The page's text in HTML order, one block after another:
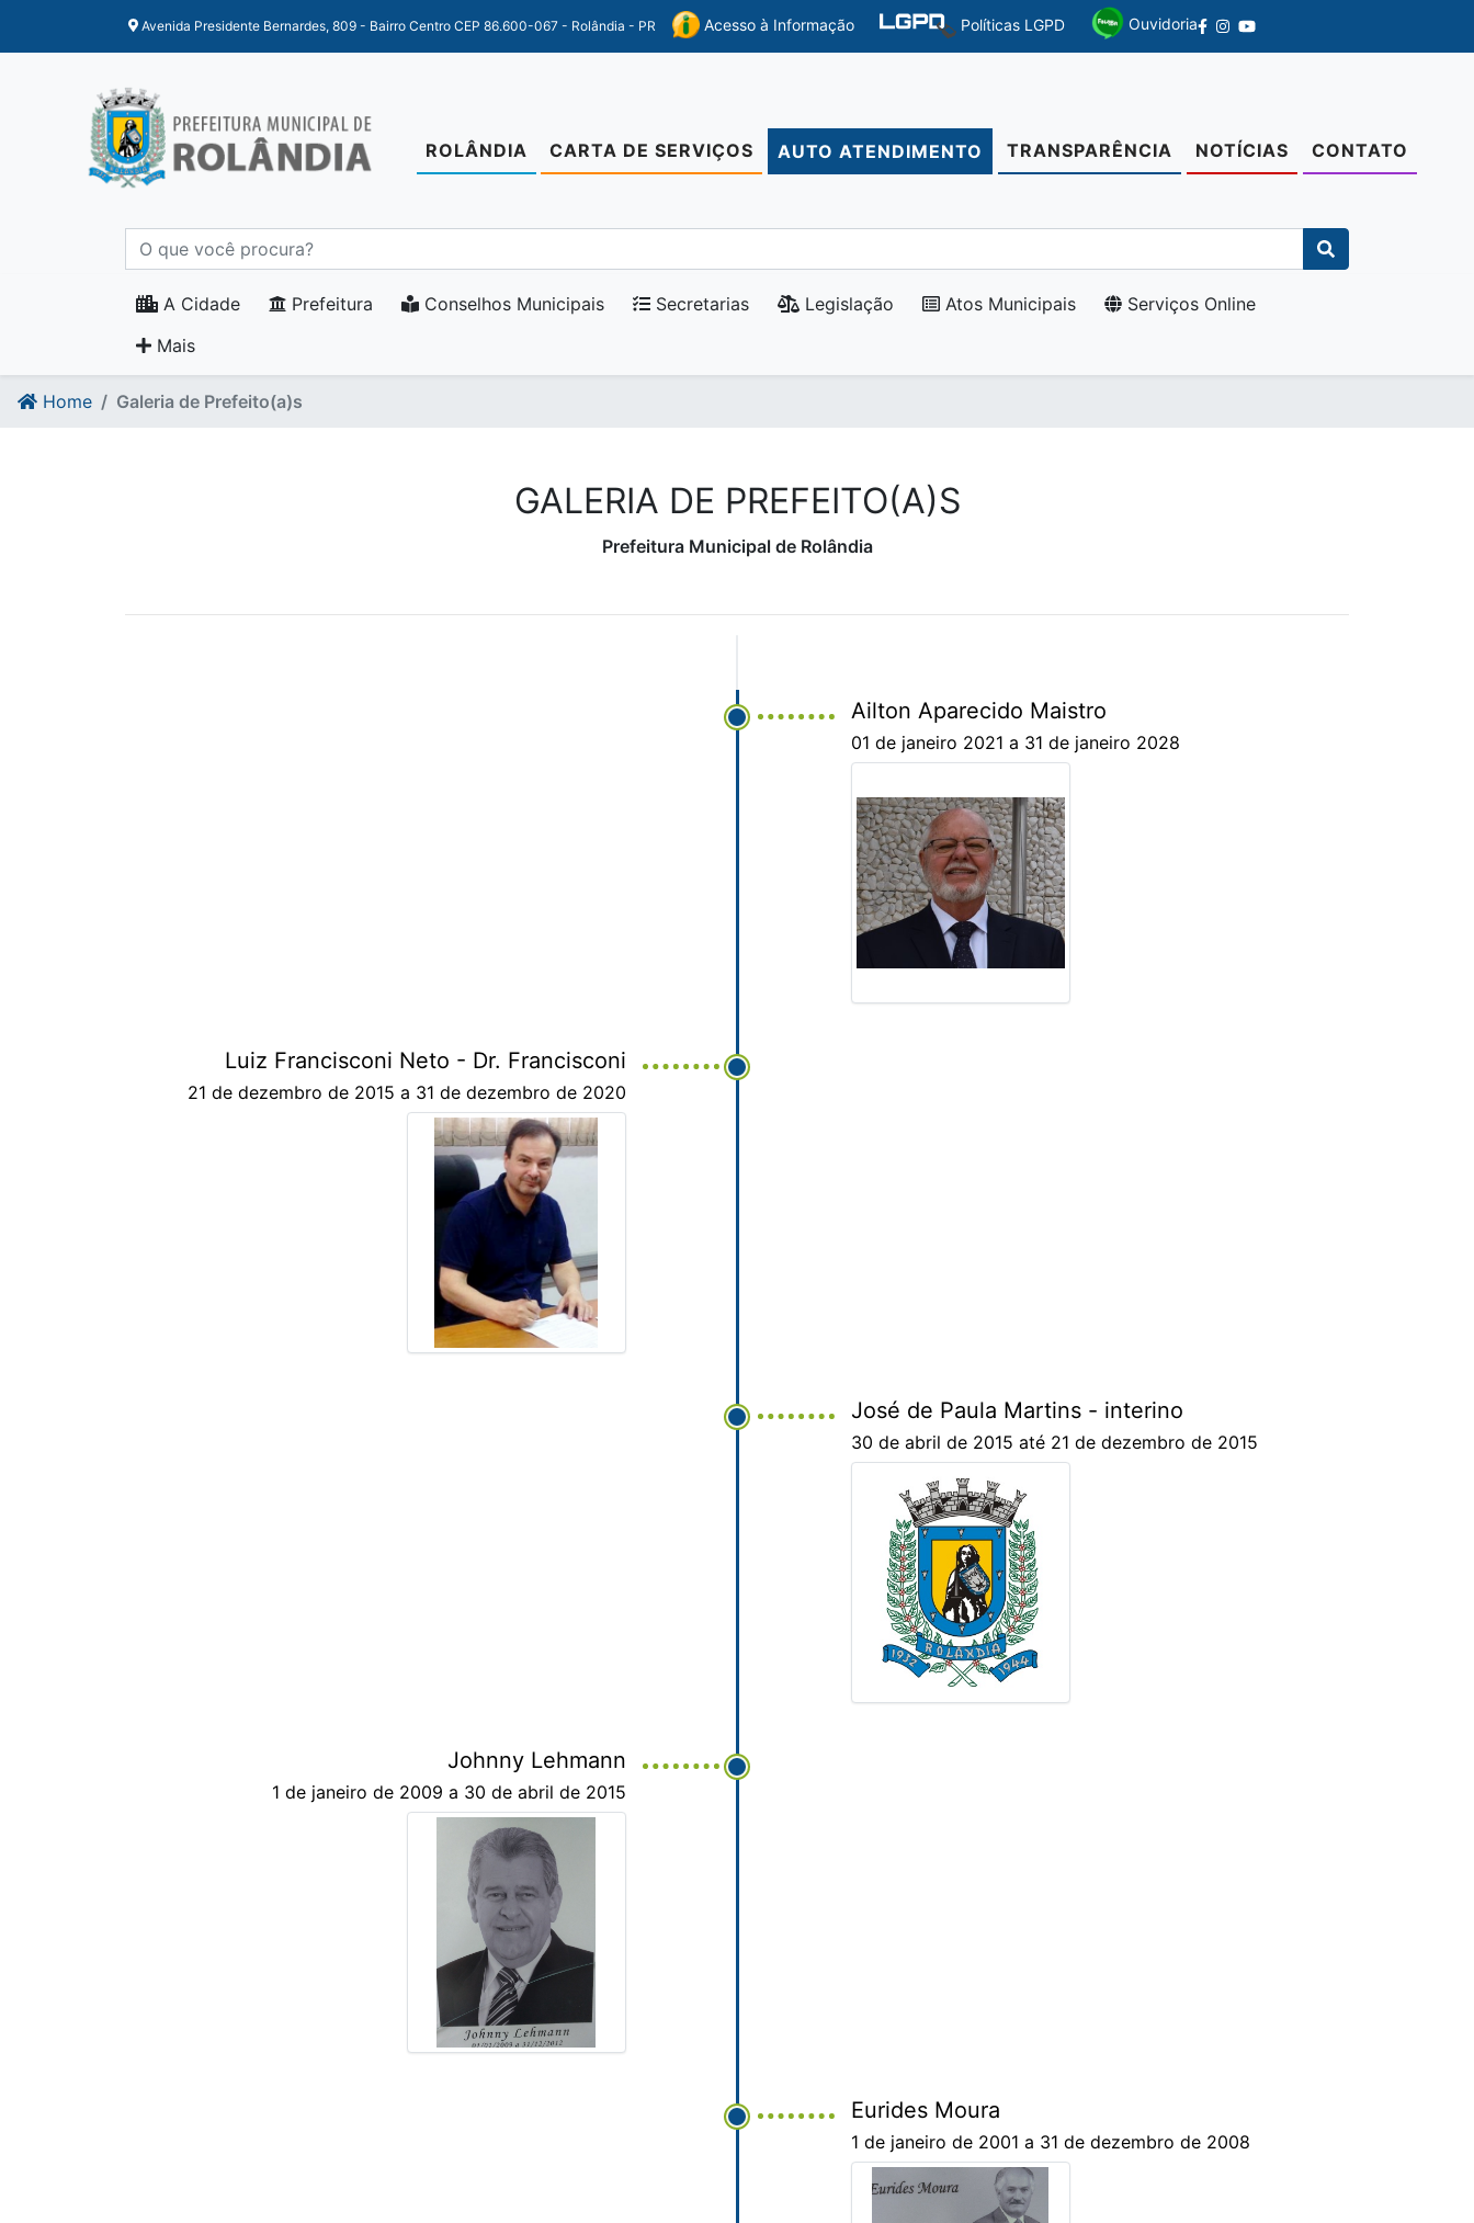
Avenida Presidente Bernardes, 809 - Bairro Centro CEP 86.600-067 - Rolândia - PR Acesso à Informação Políticas LGPD Ouvidoria
ROLÂNDIA CARTA DE SERVIÇOS AUTO ATENDIMENTO TRANSPARÊNCIA NOTÍCIAS CONTATO
A Cidade Prefeitura Conselhos Municipais Secretarias Legislação Atos Municipais
Serviços Online
Mais
Home Galeria de Prefeito(a)s
GALERIA DE PREFEITO(A)S
Prefeitura Municipal de Rolândia
Ailton Aparecido Maistro
01 de janeiro 2021 a 31 de janeiro 2028
Luiz Francisconi Neto - Dr. Francisconi
21 de dezembro de 2015 a 31 de dezembro de 2020
José de Paula Martins - interino
30 de abril de 2015 até 21 de dezembro de 2015
Johnny Lehmann
1 de janeiro de 2009 a 30 de abril de 2015
Eurides Moura
1 de janeiro de 2001 a 31 de dezembro de 2008